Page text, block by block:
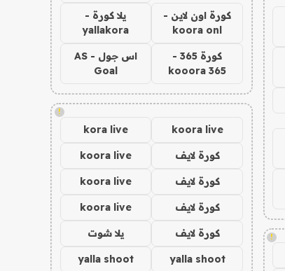
!
كورة اون لاين -
koora onl
يلا كورة -
yallakora
كورة 365 -
kooora 365
اس جول - AS
Goal
!
koora live
kora live
كورة لايف koora live
كورة لايف koora live
كورة لايف koora live
كورة لايف يلا شوت
yalla shoot
yalla shoot